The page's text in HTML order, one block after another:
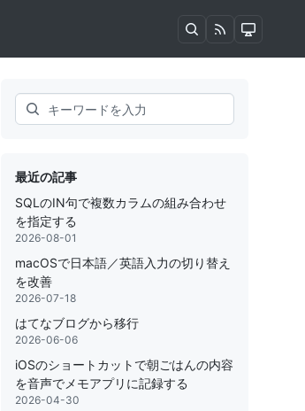
Search
最近の記事
SQLのIN句で複数カラムの組み合わせ
を指定する
2026-08-01
macOSで日本語／英語入力の切り替え
を改善
2026-07-18
はてなブログから移行
2026-06-06
iOSのショートカットで朝ごはんの内容
を音声でメモアプリに記録する
2026-04-30